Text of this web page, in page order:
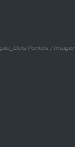
Pontos /